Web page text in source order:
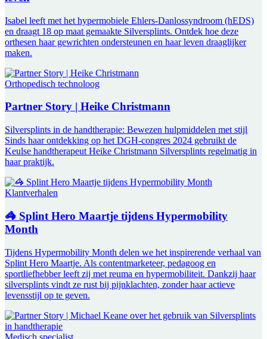
Isabel leeft met het hypermobiele Ehlers-Danlossyndroom (hEDS)
en draagt 18 op maat gemaakte Silversplints. Ontdek hoe deze
orthesen haar gewrichten ondersteunen en haar leven draaglijker
maken.
Orthopedisch technoloog
Partner Story | Heike Christmann
Silversplints in de handtherapie: Bewezen hulpmiddelen met stijl
Sinds haar ontdekking op het DGH-congres 2024 gebruikt de
Keulse handtherapeut Heike Christmann Silversplints regelmatig in
haar praktijk.
Klantverhalen
🦓 Splint Hero Maartje tijdens Hypermobility
Month
Tijdens Hypermobility Month delen we het inspirerende verhaal van
Splint Hero Maartje. Als contentmarketeer, pedagoog en
sportliefhebber leeft zij met reuma en hypermobiliteit. Dankzij haar
silversplints vindt ze rust bij pijnklachten, zonder haar actieve
levensstijl op te geven.
Medisch specialist